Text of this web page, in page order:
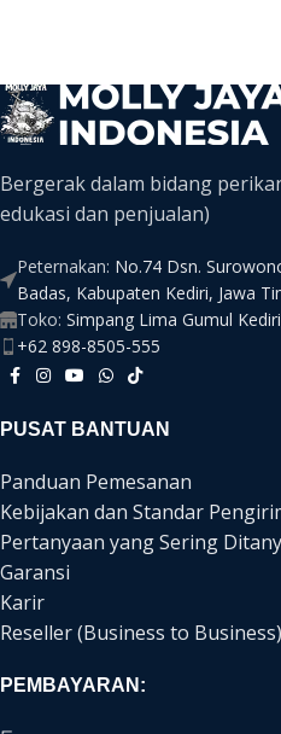
Bergerak dalam bidang
edukasi dan penjualan)
Peternakan: No.74 Dsn.
Badas, Kabupaten Kediri, Jawa
Toko: Simpang Lima Gumul
+62 898-8505-555
PUSAT BANTUAN
Panduan Pemesanan
Kebijakan dan Standar
Pertanyaan yang Sering
Garansi
Karir
Reseller (Business to Business)
PEMBAYARAN: